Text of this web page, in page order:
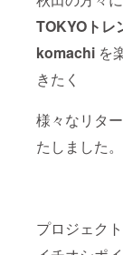
TOKYOトレ
komachi を
きたく
様々なリタ
たしました。
プロジェク